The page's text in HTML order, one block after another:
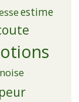
estime
peur